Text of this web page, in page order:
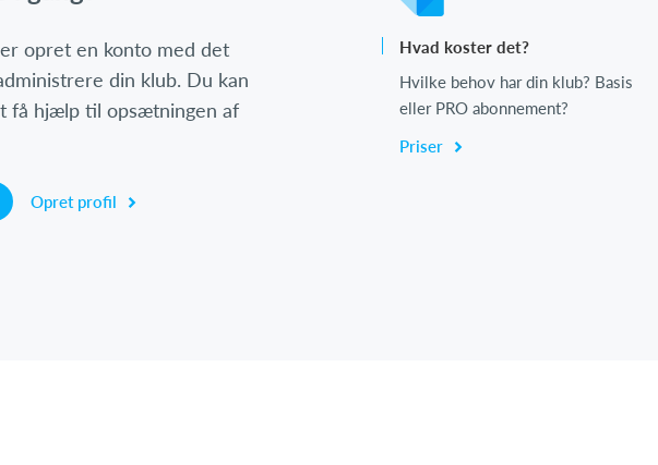
opret en konto med det
din klub. Du kan
få hjælp til opsætningen af
Opret profil
Hvad koster det?
Hvilke behov har din klub? Basis
eller PRO abonnement?
Priser